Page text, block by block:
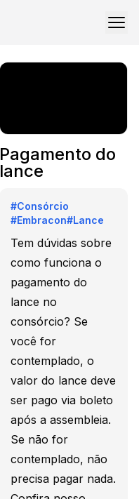
Pagamento do
lance
#Consórcio
#Embracon#Lance
Tem dúvidas sobre
como funciona o
pagamento do
lance no
consórcio? Se
você for
contemplado, o
valor do lance deve
ser pago via boleto
após a assembleia.
Se não for
contemplado, não
precisa pagar nada.